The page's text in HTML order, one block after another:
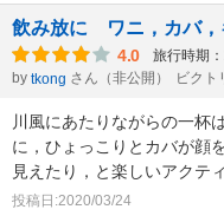
飲み放に ワニ，カバ
4.0 旅行時期
by tkong さん（非公開） ビクト
川風にあたりながらの一杯
に，ひょっこりとカバが顔
見えたり，と楽しいアクテ
投稿日:2020/03/24